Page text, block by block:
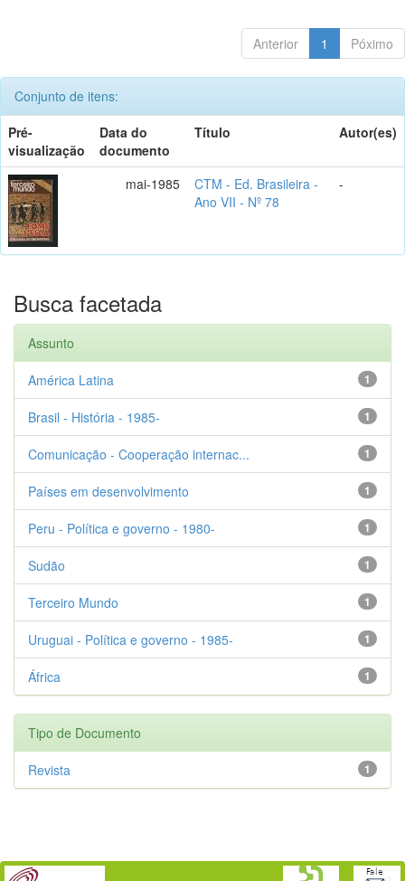
Anterior 1 Póximo
Conjunto de itens:
Pré-
visualização
Data do
documento
Título Autor(es)
mai-1985
CTM - Ed. Brasileira -
Ano VII - Nº 78
-
Busca facetada
Assunto
1
América Latina
1
Brasil - História - 1985-
1
Comunicação - Cooperação internac...
1
Países em desenvolvimento
1
Peru - Política e governo - 1980-
1
Sudão
1
Terceiro Mundo
1
Uruguai - Política e governo - 1985-
1
África
Tipo de Documento
1
Revista